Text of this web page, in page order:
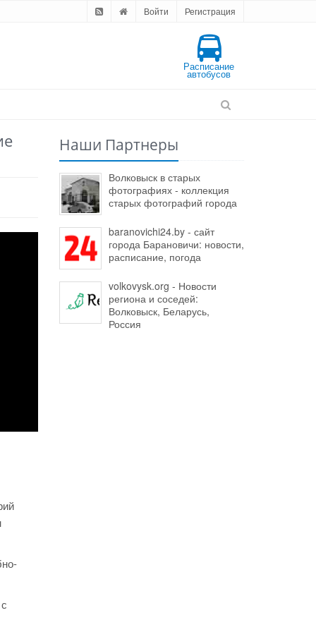
Войти Регистрация
Расписание
автобусов
Наши Партнеры
Волковыск в старых
фотографиях - коллекция
старых фотографий города
baranovichi24.by - сайт
города Барановичи: новости,
расписание, погода
volkovysk.org - Новости
региона и соседей:
Волковыск, Беларусь,
Россия